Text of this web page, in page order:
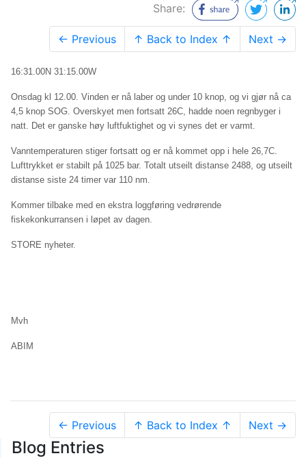
Share:
← Previous ↑ Back to Index ↑ Next →
16:31.00N 31:15.00W
Onsdag kl 12.00. Vinden er nå laber og under 10 knop, og vi gjør nå ca
4,5 knop SOG. Overskyet men fortsatt 26C, hadde noen regnbyger i
natt. Det er ganske høy luftfuktighet og vi synes det er varmt.
Vanntemperaturen stiger fortsatt og er nå kommet opp i hele 26,7C.
Lufttrykket er stabilt på 1025 bar. Totalt utseilt distanse 2488, og utseilt
distanse siste 24 timer var 110 nm.
Kommer tilbake med en ekstra loggføring vedrørende
fiskekonkurransen i løpet av dagen.
STORE nyheter.
Mvh
ABIM
← Previous ↑ Back to Index ↑ Next →
Blog Entries